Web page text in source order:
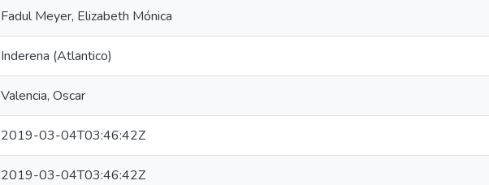
Fadul Meyer, Elizabeth Mónica
Inderena (Atlantico)
Valencia, Oscar
2019-03-04T03:46:42Z
2019-03-04T03:46:42Z